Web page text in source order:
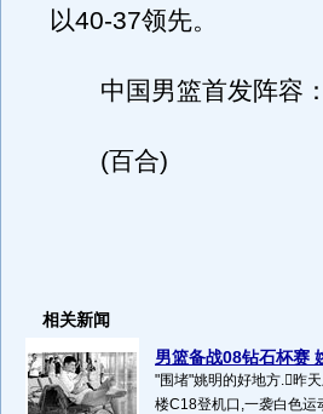
以40-37领先。
中国男篮首发阵容：
(百合)
相关新闻
男篮备战08钻石杯赛
"围堵"姚明的好地方.昨
楼C18登机口,一袭白色运